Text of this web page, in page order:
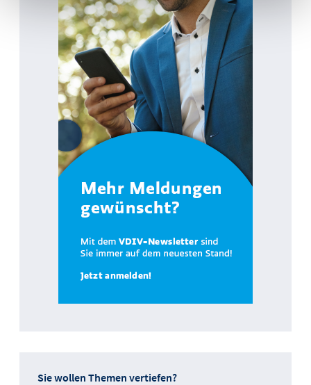
Sie wollen Themen vertiefen?